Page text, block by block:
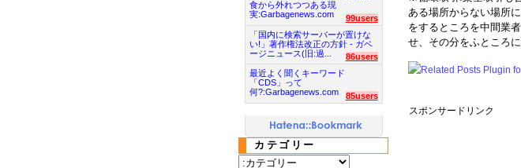
ある場所からない場所
をするところを中間業
せ、その分をふところ
スポンサードリンク
食から外れつつある現
実:Garbagenews.com
99users
「国内に検索サーバーが置けな
い!」著作権法改正の方針 - ガベ
ージニュース(旧:過...
86users
最近よく聞くキーワード
「CDS」って
何?:Garbagenews.com
85users
カテゴリー